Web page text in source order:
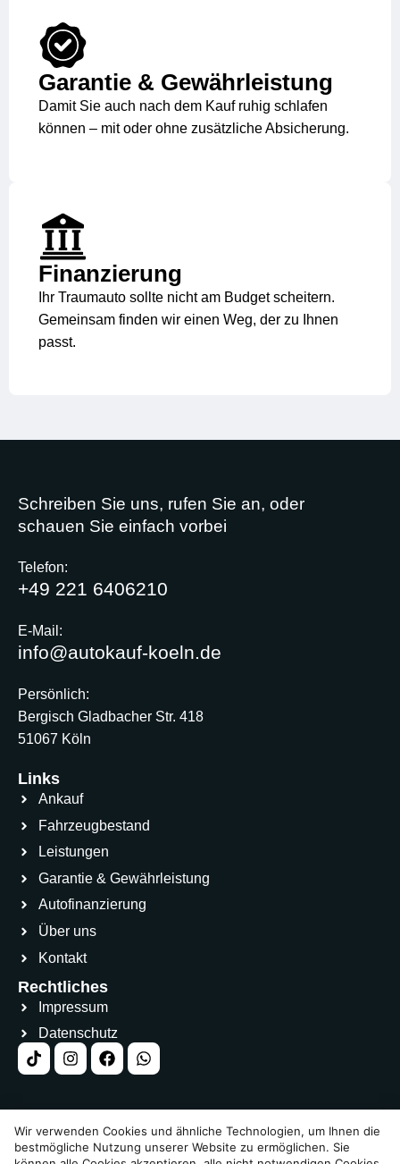
Garantie & Gewährleistung
Damit Sie auch nach dem Kauf ruhig schlafen
können – mit oder ohne zusätzliche Absicherung.
Finanzierung
Ihr Traumauto sollte nicht am Budget scheitern.
Gemeinsam finden wir einen Weg, der zu Ihnen
passt.
Schreiben Sie uns, rufen Sie an, oder
schauen Sie einfach vorbei
Telefon:
+49 221 6406210
E-Mail:
info@autokauf-koeln.de
Persönlich:
Bergisch Gladbacher Str. 418
51067 Köln
Links
Ankauf
Fahrzeugbestand
Leistungen
Garantie & Gewährleistung
Autofinanzierung
Über uns
Kontakt
Rechtliches
Impressum
Datenschutz
© 2026. Alle Rechte Vorbehalten.
Wir verwenden Cookies und ähnliche Technologien, um Ihnen die
bestmögliche Nutzung unserer Website zu ermöglichen. Sie